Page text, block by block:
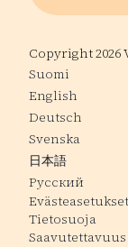
Copyright 2026
Suomi
English
Deutsch
Svenska
日本語
Русский
Evästeasetukset
Tietosuoja
Saavutettavuus